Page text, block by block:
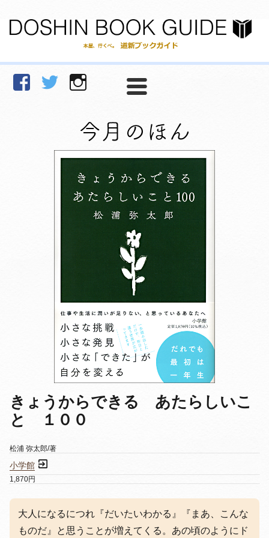
facebookTwitter Instagram
きょうからできる あたらしいこ
と １００
松浦 弥太郎/著
小学館
1,870円
大人になるにつれ『だいたいわかる』『まあ、こんな
ものだ』と思うことが増えてくる。あの頃のようにド